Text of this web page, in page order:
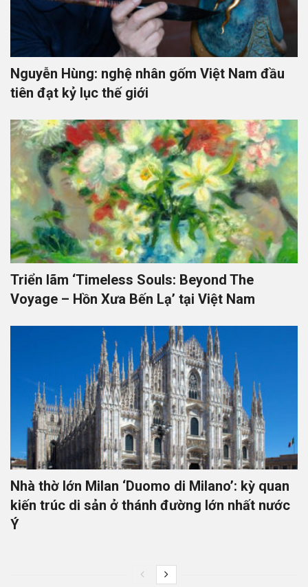
Nguyễn Hùng: nghệ nhân gốm Việt Nam đầu
tiên đạt kỷ lục thế giới
Triển lãm ‘Timeless Souls: Beyond The
Voyage – Hồn Xưa Bến Lạ’ tại Việt Nam
Nhà thờ lớn Milan ‘Duomo di Milano’: kỳ quan
kiến trúc di sản ở thánh đường lớn nhất nước
Ý